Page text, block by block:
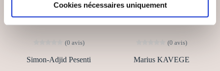
Cookies nécessaires uniquement
(0 avis)
Simon-Adjid Pesenti
(0 avis)
Marius KAVEGE